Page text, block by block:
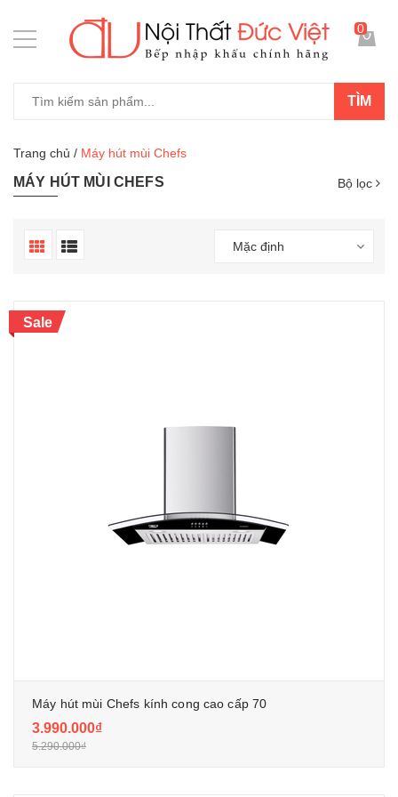
TÌM
0
Trang chủ / Máy hút mùi Chefs
MÁY HÚT MÙI CHEFS Bộ lọc
Mặc định
Sale
Máy hút mùi Chefs kính cong cao cấp 70
3.990.000₫
5.290.000₫